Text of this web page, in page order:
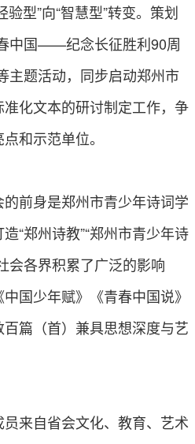
型”向“智慧型”转变。策划
中国——纪念长征胜利90周
主题活动，同步启动郑州市
化文本的研讨制定工作，争
和示范单位。
前身是郑州市青少年诗词学
“郑州诗教”“郑州市青少年诗
会各界积累了广泛的影响
国少年赋》《青春中国说》
百篇（首）兼具思想深度与艺
来自省会文化、教育、艺术